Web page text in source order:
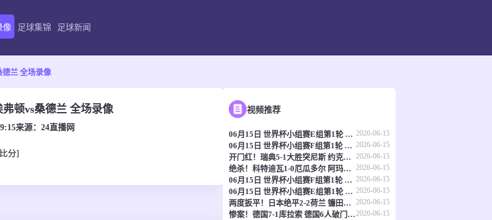
像 足球集锦 足球新闻
德兰 全场录像
顿vs桑德兰 全场录像
来源： 24直播网
分]
视频推荐
06月15日 世界杯小组赛E组第1轮 科特迪瓦vs厄瓜多尔 全场录像 2026-06-15
06月15日 世界杯小组赛F组第1轮 瑞典vs突尼斯 全场录像 2026-06-15
开门红！瑞典5-1大胜突尼斯 约克雷斯传射伊萨克1射2传阿亚里双响 2026-06-15
绝杀！科特迪瓦1-0厄瓜多尔 阿玛德制胜辛戈助攻 两队4中门框 2026-06-15
06月15日 世界杯小组赛F组第1轮 荷兰vs日本 全场录像 2026-06-15
06月15日 世界杯小组赛E组第1轮 德国vs库拉索 全场录像 2026-06-15
两度扳平！日本绝平2-2荷兰 镰田大地被动破门范戴克世界杯首球 2026-06-15
惨案！德国7-1库拉索 德国6人破门哈弗茨双响翁达夫替补1射2传2026-06-15